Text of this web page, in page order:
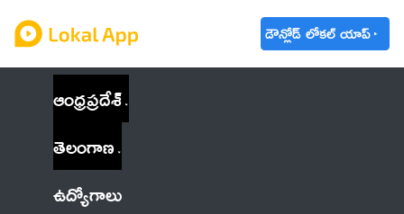
డౌన్లోడ్ లోకల్ యాప్
ఆంధ్రప్రదేశ్
తెలంగాణ
ఉద్యోగాలు